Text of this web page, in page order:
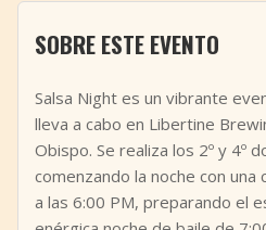
SOBRE ESTE EVENTO
Salsa Night es un vibrante
lleva a cabo en Libertine
Obispo. Se realiza los 2º y 4º
comenzando la noche con
a las 6:00 PM, preparando el